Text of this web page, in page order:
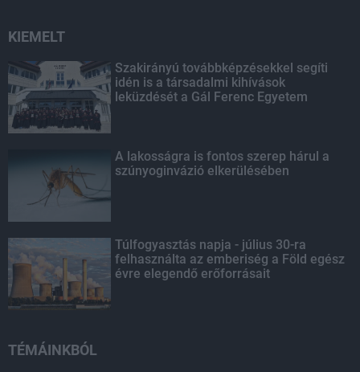
KIEMELT
Szakirányú továbbképzésekkel segíti
idén is a társadalmi kihívások
leküzdését a Gál Ferenc Egyetem
A lakosságra is fontos szerep hárul a
szúnyoginvázió elkerülésében
Túlfogyasztás napja - július 30-ra
felhasználta az emberiség a Föld egész
évre elegendő erőforrásait
TÉMÁINKBÓL